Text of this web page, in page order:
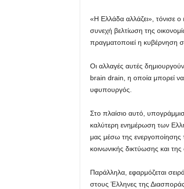
«Η Ελλάδα αλλάζει», τόνισε ο
συνεχή βελτίωση της
πραγματοποιεί η κυβέρνηση
Οι αλλαγές αυτές
brain drain, η οποία μπορεί
υφυπουργός.
Στο πλαίσιο αυτό,
καλύτερη ενημέρωση των
μας μέσω της
κοινωνικής δικτύωσης και
Παράλληλα, εφαρμόζεται
στους Έλληνες της